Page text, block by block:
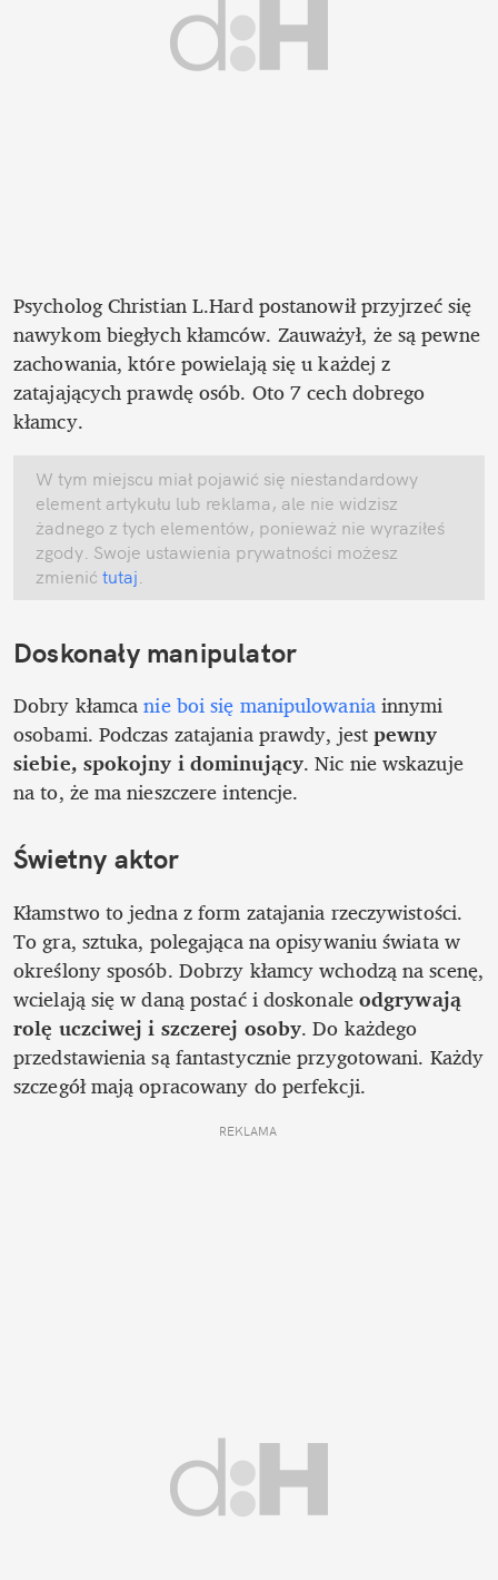
Psycholog Christian L.Hard postanowił przyjrzeć się
nawykom biegłych kłamców. Zauważył, że są pewne
zachowania, które powielają się u każdej z
zatajających prawdę osób. Oto 7 cech dobrego
kłamcy.
W tym miejscu miał pojawić się niestandardowy
element artykułu lub reklama, ale nie widzisz
żadnego z tych elementów, ponieważ nie wyraziłeś
zgody. Swoje ustawienia prywatności możesz
zmienić tutaj
Doskonały manipulator
Dobry kłamca nie boi się manipulowania innymi
osobami. Podczas zatajania prawdy, jest pewny
siebie, spokojny i dominujący. Nic nie wskazuje
na to, że ma nieszczere intencje.
Świetny aktor
Kłamstwo to jedna z form zatajania rzeczywistości.
To gra, sztuka, polegająca na opisywaniu świata w
określony sposób. Dobrzy kłamcy wchodzą na scenę,
wcielają się w daną postać i doskonale odgrywają
rolę uczciwej i szczerej osoby. Do każdego
przedstawienia są fantastycznie przygotowani. Każdy
szczegół mają opracowany do perfekcji.
REKLAMA